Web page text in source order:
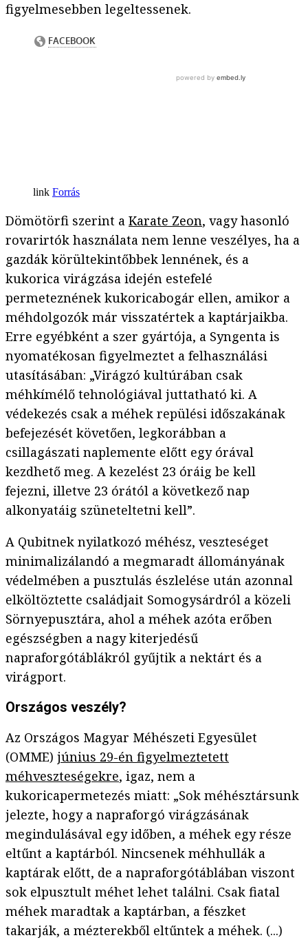
figyelmesebben legeltessenek.
Forrás
Dömötörfi szerint a Karate Zeon, vagy hasonló
rovarirtók használata nem lenne veszélyes, ha a
gazdák körültekintőbbek lennének, és a
kukorica virágzása idején estefelé
permeteznének kukoricabogár ellen, amikor a
méhdolgozók már visszatértek a kaptárjaikba.
Erre egyébként a szer gyártója, a Syngenta is
nyomatékosan figyelmeztet a felhasználási
utasításában: „Virágzó kultúrában csak
méhkímélő tehnológiával juttatható ki. A
védekezés csak a méhek repülési időszakának
befejezését követően, legkorábban a
csillagászati naplemente előtt egy órával
kezdhető meg. A kezelést 23 óráig be kell
fejezni, illetve 23 órától a következő nap
alkonyatáig szüneteltetni kell”.
A Qubitnek nyilatkozó méhész, veszteséget
minimalizálandó a megmaradt állományának
védelmében a pusztulás észlelése után azonnal
elköltöztette családjait Somogysárdról a közeli
Sörnyepusztára, ahol a méhek azóta erőben
egészségben a nagy kiterjedésű
napraforgótáblákról gyűjtik a nektárt és a
virágport.
Országos veszély?
Az Országos Magyar Méhészeti Egyesület
(OMME) június 29-én figyelmeztetett
méhveszteségekre, igaz, nem a
kukoricapermetezés miatt: „Sok méhésztársunk
jelezte, hogy a napraforgó virágzásának
megindulásával egy időben, a méhek egy része
eltűnt a kaptárból. Nincsenek méhhullák a
kaptárak előtt, de a napraforgótáblában viszont
sok elpusztult méhet lehet találni. Csak fiatal
méhek maradtak a kaptárban, a fészket
takarják, a mézterekből eltűntek a méhek. (...)